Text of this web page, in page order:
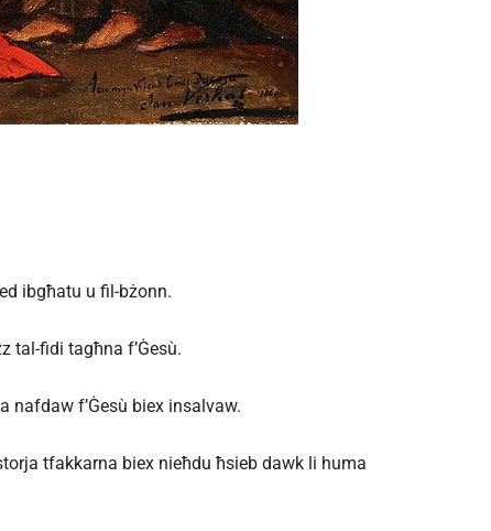
ibgħatu u fil-bżonn.
tal-fidi tagħna f’Ġesù.
nafdaw f’Ġesù biex insalvaw.
tfakkarna biex nieħdu ħsieb dawk li huma